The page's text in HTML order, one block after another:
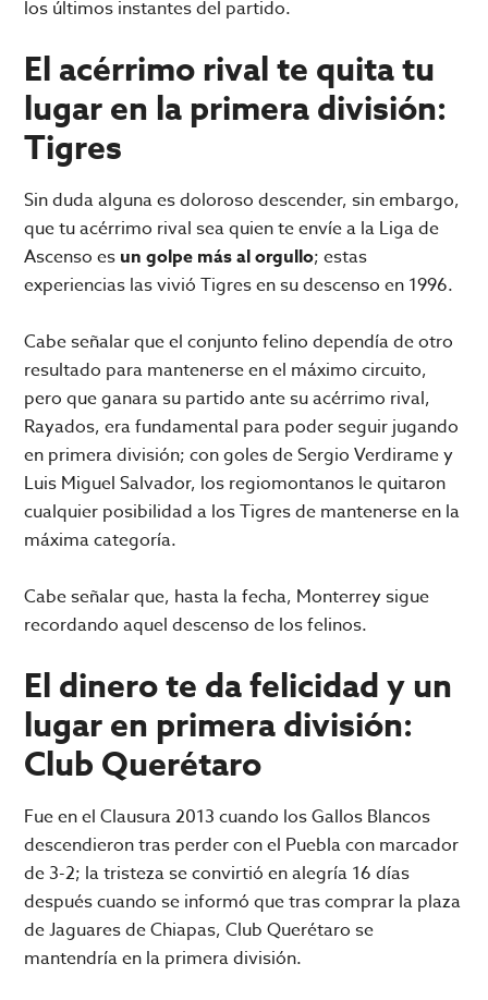
los últimos instantes del partido.
El acérrimo rival te quita tu
lugar en la primera división:
Tigres
Sin duda alguna es doloroso descender, sin embargo,
que tu acérrimo rival sea quien te envíe a la Liga de
Ascenso es un golpe más al orgullo; estas
experiencias las vivió Tigres en su descenso en 1996.
Cabe señalar que el conjunto felino dependía de otro
resultado para mantenerse en el máximo circuito,
pero que ganara su partido ante su acérrimo rival,
Rayados, era fundamental para poder seguir jugando
en primera división; con goles de Sergio Verdirame y
Luis Miguel Salvador, los regiomontanos le quitaron
cualquier posibilidad a los Tigres de mantenerse en la
máxima categoría.
Cabe señalar que, hasta la fecha, Monterrey sigue
recordando aquel descenso de los felinos.
El dinero te da felicidad y un
lugar en primera división:
Club Querétaro
Fue en el Clausura 2013 cuando los Gallos Blancos
descendieron tras perder con el Puebla con marcador
de 3-2; la tristeza se convirtió en alegría 16 días
después cuando se informó que tras comprar la plaza
de Jaguares de Chiapas, Club Querétaro se
mantendría en la primera división.